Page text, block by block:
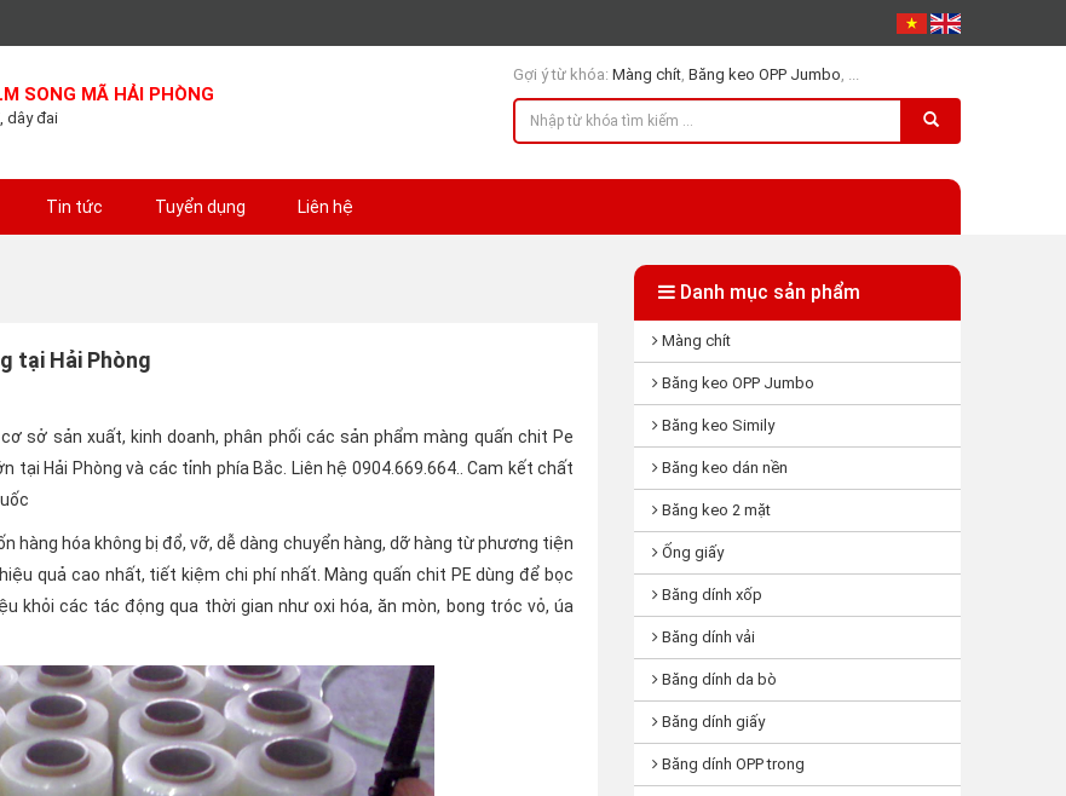
SONG MÃ HẢI PHÒNG
dây đai
Gợi ý từ khóa: Màng chít, Băng keo OPP Jumbo, ...
Tin tức Tuyển dụng Liên hệ
tại Hải Phòng
sở sản xuất, kinh doanh, phân phối các sản phẩm màng quấn chit Pe
Hải Phòng và các tỉnh phía Bắc. Liên hệ 0904.669.664.. Cam kết chất
hàng hóa không bị đổ, vỡ, dễ dàng chuyển hàng, dỡ hàng từ phương tiện
quả cao nhất, tiết kiệm chi phí nhất. Màng quấn chit PE dùng để bọc
khỏi các tác động qua thời gian như oxi hóa, ăn mòn, bong tróc vỏ, úa
Danh mục sản phẩm
Màng chít
Băng keo OPP Jumbo
Băng keo Simily
Băng keo dán nền
Băng keo 2 mặt
Ống giấy
Băng dính xốp
Băng dính vải
Băng dính da bò
Băng dính giấy
Băng dính OPP trong